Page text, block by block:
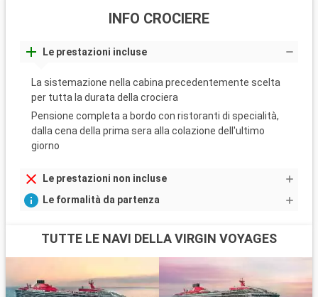
INFO CROCIERE
Le prestazioni incluse
La sistemazione nella cabina precedentemente scelta
per tutta la durata della crociera
Pensione completa a bordo con ristoranti di specialità,
dalla cena della prima sera alla colazione dell'ultimo
giorno
Le prestazioni non incluse
Le formalità da partenza
TUTTE LE NAVI DELLA VIRGIN VOYAGES